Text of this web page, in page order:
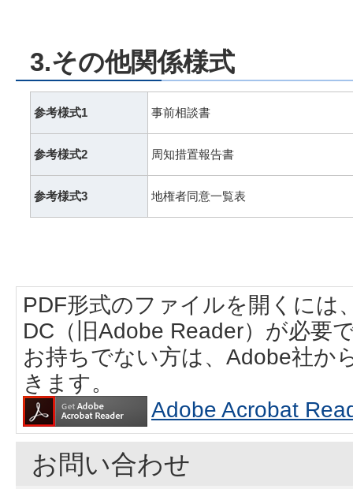
3.その他関係様式
参考様式1 事前相談書
参考様式2 周知措置報告書
参考様式3 地権者同意一覧表
PDF形式のファイルを開くには
DC（旧Adobe Reader）が必要
お持ちでない方は、Adobe社か
きます。
Adobe Acrobat
お問い合わせ